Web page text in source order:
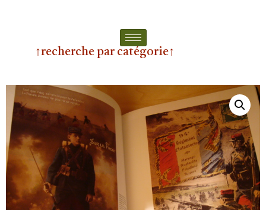
↑recherche par catégorie↑